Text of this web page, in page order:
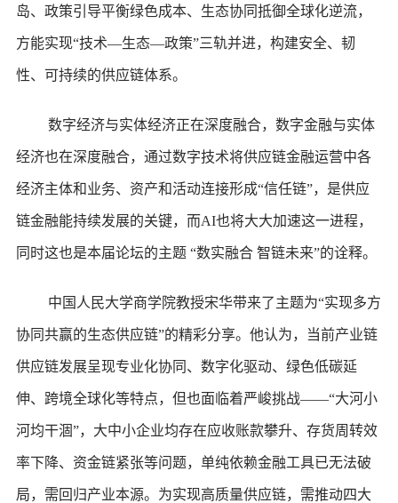
岛、政策引导平衡绿色成本、生态协同抵御全球化逆流，
方能实现“技术—生态—政策”三轨并进，构建安全、韧
性、可持续的供应链体系。
数字经济与实体经济正在深度融合，数字金融与实体
经济也在深度融合，通过数字技术将供应链金融运营中各
经济主体和业务、资产和活动连接形成“信任链”，是供应
链金融能持续发展的关键，而AI也将大大加速这一进程，
同时这也是本届论坛的主题 “数实融合 智链未来”的诠释。
中国人民大学商学院教授宋华带来了主题为“实现多方
协同共赢的生态供应链”的精彩分享。他认为，当前产业链
供应链发展呈现专业化协同、数字化驱动、绿色低碳延
伸、跨境全球化等特点，但也面临着严峻挑战——“大河小
河均干涸”，大中小企业均存在应收账款攀升、存货周转效
率下降、资金链紧张等问题，单纯依赖金融工具已无法破
局，需回归产业本源。为实现高质量供应链，需推动四大